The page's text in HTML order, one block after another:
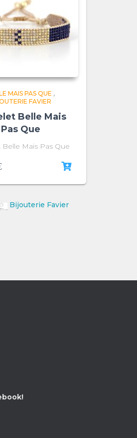
MAIS PAS QUE ,
FAVIER
Belle Mais
Pas Que
Belle Mais Pas Que
Bijouterie Favier